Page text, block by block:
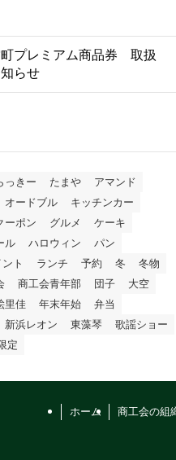
プレミアム商品券 取扱
らせ
っきー たまや
アマンド
オードブル
キッチンカー
ーポン グルメ
ケーキ
ル ハロウィン
パン
ト ランチ 予約 冬
冬物
商工会青年部 団子
大空
里佳 年末年始
弁当
新浜レオン 東藻琴
歌謡ショー
定
ホーム 商工会の組